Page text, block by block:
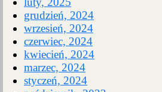
grudzień, 2024
wrzesień, 2024
czerwiec, 2024
kwiecień, 2024
marzec, 2024
styczeń, 2024